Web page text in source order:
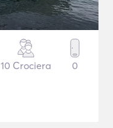
10 Crociera 0